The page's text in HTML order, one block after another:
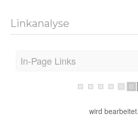
Linkanalyse
In-Page Links
wird